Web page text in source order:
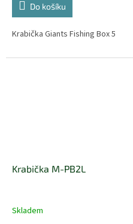
Do košíku
Krabička Giants Fishing Box 5
Krabička M-PB2L
Skladem